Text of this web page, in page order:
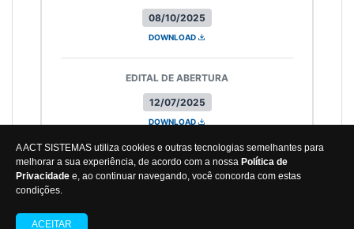
A ACT SISTEMAS utiliza cookies e outras tecnologias semelhantes para
melhorar a sua experiência, de acordo com a nossa Política de
Privacidade e, ao continuar navegando, você concorda com estas
condições.
ACEITAR
08/10/2025
DOWNLOAD
12/07/2025
EDITAL DE ABERTURA
DOWNLOAD